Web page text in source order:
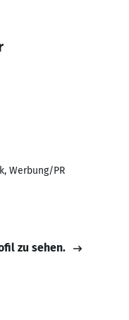
Werbung/PR
zu sehen.